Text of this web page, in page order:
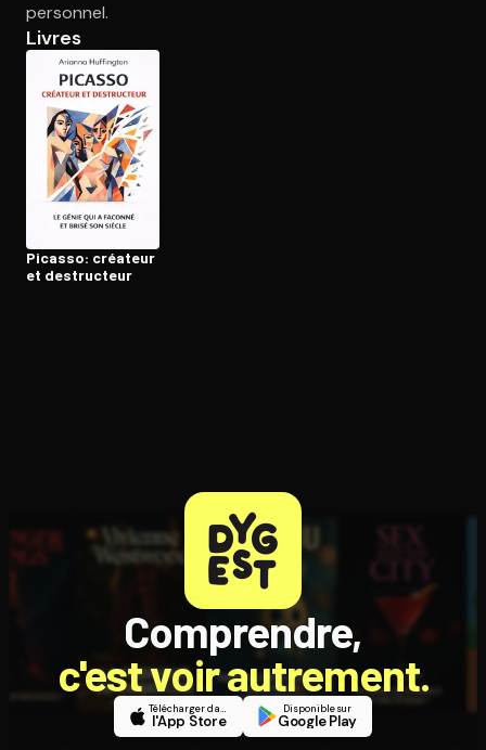
personnel.
Livres
Picasso: créateur
et destructeur
Comprendre,
c'est voir autrement.
Télécharger dans
l'App Store
Disponible sur
Google Play